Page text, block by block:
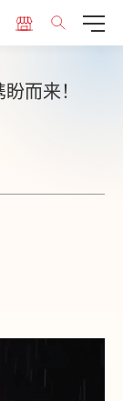
而来！